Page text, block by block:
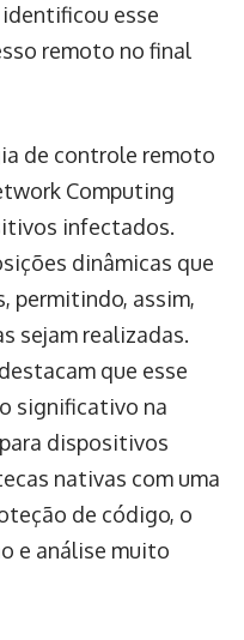
esse
remoto no final
de controle remoto
Computing
infectados.
dinâmicas que
permitindo, assim,
sejam realizadas.
que esse
significativo na
dispositivos
nativas com uma
de código, o
e análise muito